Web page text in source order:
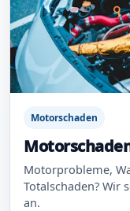
Motorschaden
Motorprobleme,
Totalschaden? Wir
an.